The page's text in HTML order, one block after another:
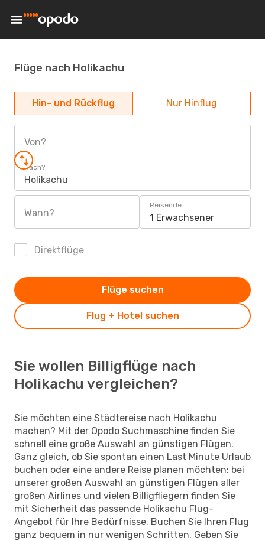
Flüge nach Holikachu
Hin- und Rückflug Nur Hinflug
Von?
Nach?
Holikachu
Wann?
Reisende
1 Erwachsener
Direktflüge
Flug + Hotel suchen
Flüge suchen
Sie wollen Billigflüge nach
Holikachu vergleichen?
Sie möchten eine Städtereise nach Holikachu
machen? Mit der Opodo Suchmaschine finden Sie
schnell eine große Auswahl an günstigen Flügen.
Ganz gleich, ob Sie spontan einen Last Minute Urlaub
buchen oder eine andere Reise planen möchten: bei
unserer großen Auswahl an günstigen Flügen aller
großen Airlines und vielen Billigfliegern finden Sie
mit Sicherheit das passende Holikachu Flug-
Angebot für Ihre Bedürfnisse. Buchen Sie Ihren Flug
ganz bequem in nur wenigen Schritten. Geben Sie